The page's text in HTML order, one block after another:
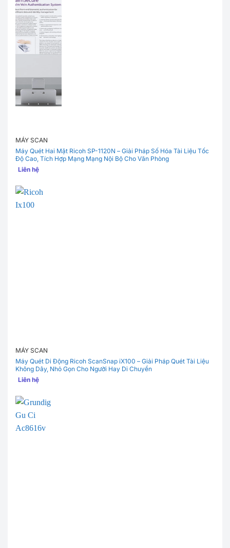
MÁY SCAN
Máy Quét Hai Mặt Ricoh SP-1120N – Giải Pháp Số Hóa Tài Liệu Tốc
Độ Cao, Tích Hợp Mạng Mạng Nội Bộ Cho Văn Phòng
Liên hệ
MÁY SCAN
Máy Quét Di Động Ricoh ScanSnap iX100 – Giải Pháp Quét Tài Liệu
Không Dây, Nhỏ Gọn Cho Người Hay Di Chuyển
Liên hệ